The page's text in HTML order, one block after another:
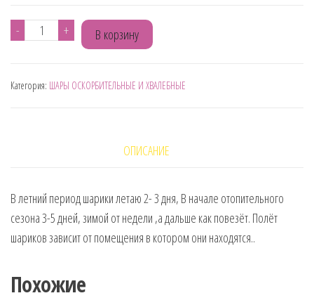
-
Количество
ГЕРОЙ"
+ В корзину
Категория: ШАРЫ ОСКОРБИТЕЛЬНЫЕ И ХВАЛЕБНЫЕ
ОПИСАНИЕ
В летний период шарики летаю 2- 3 дня, В начале отопительного
сезона 3-5 дней, зимой от недели ,а дальше как повезёт. Полёт
шариков зависит от помещения в котором они находятся..
Похожие